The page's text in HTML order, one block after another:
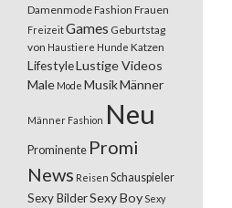
DamenmodeFashion Frauen
FreizeitGames Geburtstag
von Haustiere Hunde Katzen
LifestyleLustige Videos
Male Mode MusikMänner
Männer Fashion Neu
Prominente Promi
News Reisen Schauspieler
Sexy BilderSexy Boy Sexy